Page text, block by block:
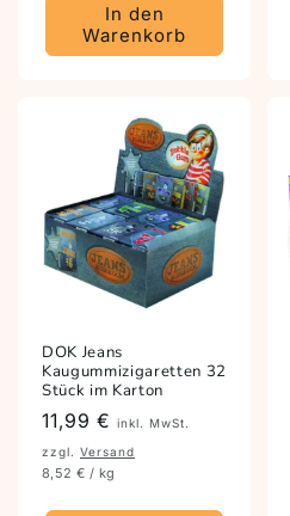
In den
Warenkorb
DOK Jeans
Kaugummizigaretten 32
Stück im Karton
Preis
11,99 € inkl. MwSt.
zzgl. Versand
8,52 € / kg